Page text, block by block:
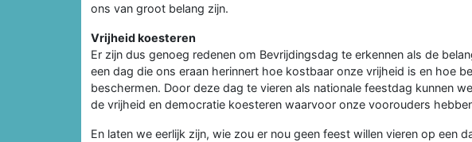
ons van groot belang zijn.
Vrijheid koesteren
Er zijn dus genoeg redenen om Bevrijdingsdag te erkennen als de
een dag die ons eraan herinnert hoe kostbaar onze vrijheid is en hoe
beschermen. Door deze dag te vieren als nationale feestdag kunnen
de vrijheid en democratie koesteren waarvoor onze voorouders
En laten we eerlijk zijn, wie zou er nou geen feest willen vieren op een